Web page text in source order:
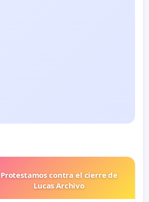
Protestamos contra el cierre de
Lucas Archivo